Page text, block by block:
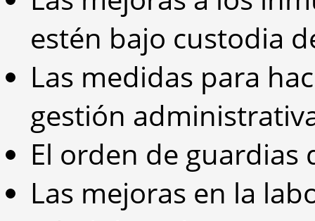
estén bajo custodia
Las medidas para
gestión
El orden de guardias
Las mejoras en la